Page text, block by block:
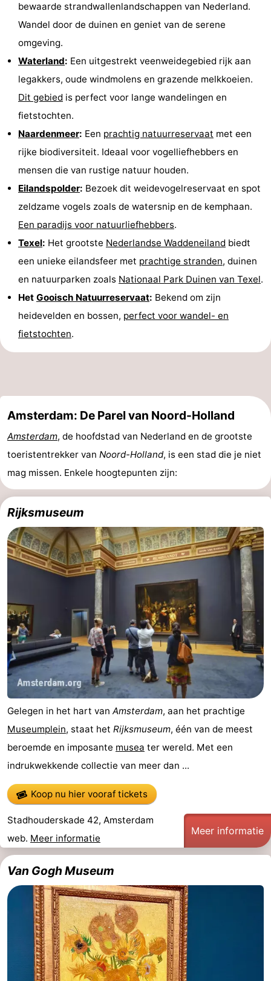
Forum
Route
Parkeren
Medische
adressen
Reisboekenwinkel
Nieuws
Regio
Zuid-
Holland
-
Leiden
Bollenstreek
-
Natuur
Hollands
Noordwijk
-
Den
Haag
-
Rotterdam
Zeeland
Schouwen-
Duiveland
-
Renesse
-
Brouwershaven
Zierikzee
-
Natuur
Oosterschelde
-
Burgh
-
Kop
Schouwen
Contact
bewaarde strandwallenlandschappen van Nederland.
Wandel door de duinen en geniet van de serene
omgeving.
Waterland: Een uitgestrekt veenweidegebied rijk aan
legakkers, oude windmolens en grazende melkkoeien.
Dit gebied is perfect voor lange wandelingen en
fietstochten.
Naardenmeer: Een prachtig natuurreservaat met een
rijke biodiversiteit. Ideaal voor vogelliefhebbers en
mensen die van rustige natuur houden.
Eilandspolder: Bezoek dit weidevogelreservaat en spot
zeldzame vogels zoals de watersnip en de kemphaan.
Een paradijs voor natuurliefhebbers.
Texel: Het grootste Nederlandse Waddeneiland biedt
een unieke eilandsfeer met prachtige stranden, duinen
en natuurparken zoals Nationaal Park Duinen van Texel.
Het Gooisch Natuurreservaat: Bekend om zijn
heidevelden en bossen, perfect voor wandel- en
fietstochten.
Amsterdam: De Parel van Noord-Holland
Amsterdam, de hoofdstad van Nederland en de grootste
toeristentrekker van Noord-Holland, is een stad die je niet
mag missen. Enkele hoogtepunten zijn:
Rijksmuseum
Gelegen in het hart van Amsterdam, aan het prachtige
Museumplein, staat het Rijksmuseum, één van de meest
beroemde en imposante musea ter wereld. Met een
indrukwekkende collectie van meer dan ...
Koop nu hier vooraf tickets
Stadhouderskade 42, Amsterdam
web. Meer informatie
Meer informatie
Van Gogh Museum